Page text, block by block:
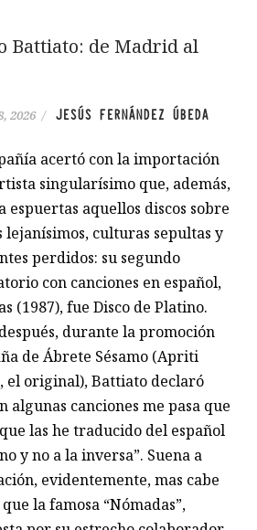
Battiato: de Madrid al
2026 / JESÚS FERNÁNDEZ ÚBEDA
acertó con la importación
singularísimo que, además,
espuertas aquellos discos sobre
lejanísimos, culturas sepultas y
perdidos: su segundo
con canciones en español,
(1987), fue Disco de Platino.
durante la promoción
de Ábrete Sésamo (Apriti
el original), Battiato declaró
algunas canciones me pasa que
las he traducido del español
y no a la inversa”. Suena a
evidentemente, mas cabe
la famosa “Nómadas”,